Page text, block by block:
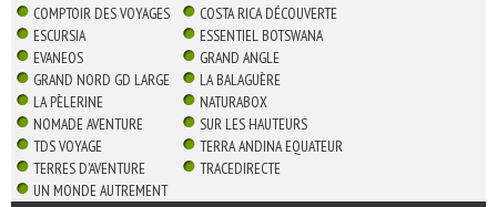
COMPTOIR DES VOYAGES
COSTA RICA DÉCOUVERTE
ESCURSIA
ESSENTIEL BOTSWANA
EVANEOS
GRAND ANGLE
GRAND NORD GD LARGE
LA BALAGUÈRE
LA PÈLERINE
NATURABOX
NOMADE AVENTURE
SUR LES HAUTEURS
TDS VOYAGE
TERRA ANDINA EQUATEUR
TERRES D'AVENTURE
TRACEDIRECTE
UN MONDE AUTREMENT